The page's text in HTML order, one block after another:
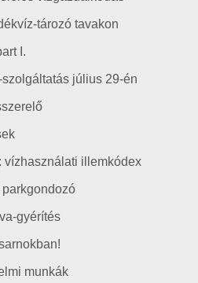
tározó tavakon
I.
július 29-én
vízhasználati illemkódex
gyérítés
munkák